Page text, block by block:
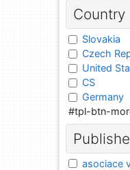
Country
Slovakia
Czech
United
CS
Germany
#tpl-btn-
asociace